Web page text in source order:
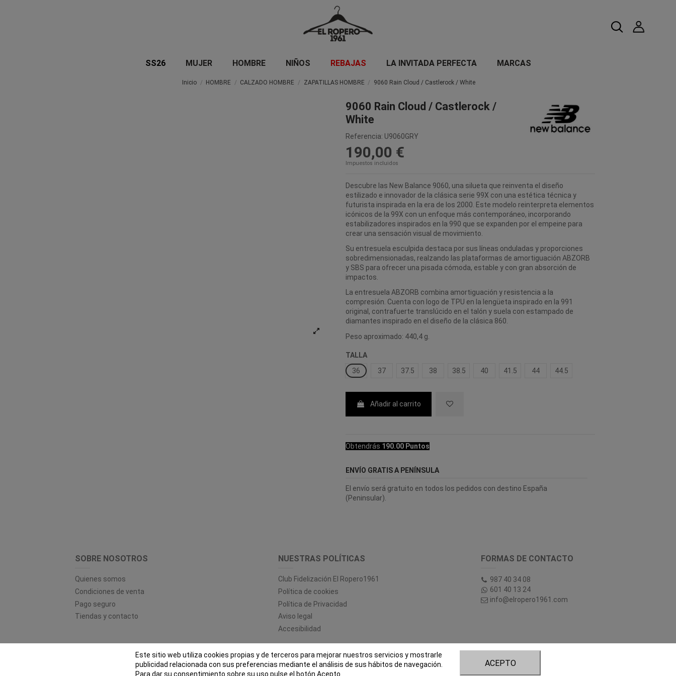
SS26 MUJER HOMBRE NIÑOS REBAJAS LA INVITADA PERFECTA MARCAS
Inicio HOMBRE CALZADO HOMBRE ZAPATILLAS HOMBRE 9060 Rain Cloud / Castlerock / White
9060 Rain Cloud / Castlerock /
White
Referencia: U9060GRY
190,00 €
Impuestos incluidos
Descubre las New Balance 9060, una silueta que reinventa el diseño
estilizado e innovador de la clásica serie 99X con una estética técnica y
futurista inspirada en la era de los 2000. Este modelo reinterpreta elementos
icónicos de la 99X con un enfoque más contemporáneo, incorporando
estabilizadores inspirados en la 990 que se expanden por el empeine para
crear una sensación visual de movimiento.
Su entresuela esculpida destaca por sus líneas onduladas y proporciones
sobredimensionadas, realzando las plataformas de amortiguación ABZORB
y SBS para ofrecer una pisada cómoda, estable y con gran absorción de
impactos.
La entresuela ABZORB combina amortiguación y resistencia a la
compresión. Cuenta con logo de TPU en la lengüeta inspirado en la 991
original, contrafuerte translúcido en el talón y suela con estampado de
diamantes inspirado en el diseño de la clásica 860.
Peso aproximado: 440,4 g.
TALLA
36
37 37.5 38 38.5 40 41.5 44 44.5
Añadir al carrito
Obtendrás 190.00 Puntos
ENVÍO GRATIS A PENÍNSULA
El envío será gratuito en todos los pedidos con destino España
(Peninsular).
SOBRE NOSOTROS
Quienes somos
Condiciones de venta
Pago seguro
Tiendas y contacto
NUESTRAS POLÍTICAS
Club Fidelización El Ropero1961
Política de cookies
Política de Privacidad
Aviso legal
Accesibilidad
FORMAS DE CONTACTO
987 40 34 08
601 40 13 24
info@elropero1961.com
Este sitio web utiliza cookies propias y de terceros para mejorar nuestros servicios y mostrarle
publicidad relacionada con sus preferencias mediante el análisis de sus hábitos de navegación.
Para dar su consentimiento sobre su uso pulse el botón Acepto.
ACEPTO
© EL ROPERO 1961 - Todos los derechos reservados - Powered bybytefactory